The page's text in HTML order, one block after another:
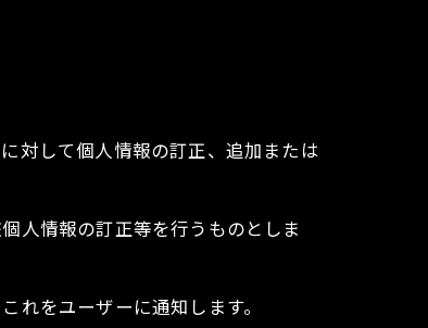
対して個人情報の訂正、追加または
人情報の訂正等を行うものとしま
れをユーザーに通知します。